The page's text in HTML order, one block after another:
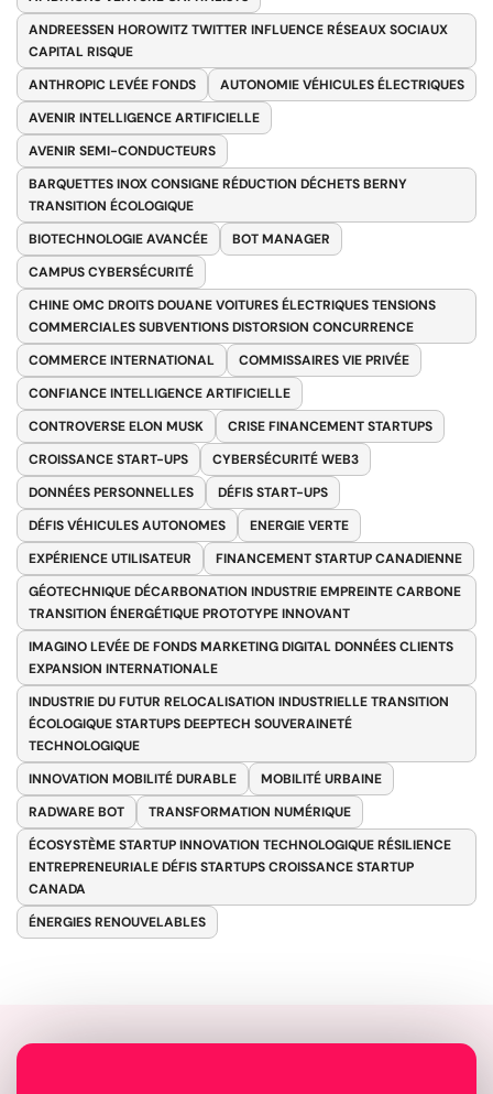
ANDREESSEN HOROWITZ TWITTER INFLUENCE RÉSEAUX SOCIAUX
CAPITAL RISQUE
ANTHROPIC LEVÉE FONDS
AUTONOMIE VÉHICULES ÉLECTRIQUES
AVENIR INTELLIGENCE ARTIFICIELLE
AVENIR SEMI-CONDUCTEURS
BARQUETTES INOX CONSIGNE RÉDUCTION DÉCHETS BERNY
TRANSITION ÉCOLOGIQUE
BIOTECHNOLOGIE AVANCÉE
BOT MANAGER
CAMPUS CYBERSÉCURITÉ
CHINE OMC DROITS DOUANE VOITURES ÉLECTRIQUES TENSIONS
COMMERCIALES SUBVENTIONS DISTORSION CONCURRENCE
COMMERCE INTERNATIONAL
COMMISSAIRES VIE PRIVÉE
CONFIANCE INTELLIGENCE ARTIFICIELLE
CONTROVERSE ELON MUSK
CRISE FINANCEMENT STARTUPS
CROISSANCE START-UPS
CYBERSÉCURITÉ WEB3
DONNÉES PERSONNELLES
DÉFIS START-UPS
DÉFIS VÉHICULES AUTONOMES
ENERGIE VERTE
EXPÉRIENCE UTILISATEUR
FINANCEMENT STARTUP CANADIENNE
GÉOTECHNIQUE DÉCARBONATION INDUSTRIE EMPREINTE CARBONE
TRANSITION ÉNERGÉTIQUE PROTOTYPE INNOVANT
IMAGINO LEVÉE DE FONDS MARKETING DIGITAL DONNÉES CLIENTS
EXPANSION INTERNATIONALE
INDUSTRIE DU FUTUR RELOCALISATION INDUSTRIELLE TRANSITION
ÉCOLOGIQUE STARTUPS DEEPTECH SOUVERAINETÉ
TECHNOLOGIQUE
INNOVATION MOBILITÉ DURABLE
MOBILITÉ URBAINE
RADWARE BOT
TRANSFORMATION NUMÉRIQUE
ÉCOSYSTÈME STARTUP INNOVATION TECHNOLOGIQUE RÉSILIENCE
ENTREPRENEURIALE DÉFIS STARTUPS CROISSANCE STARTUP
CANADA
ÉNERGIES RENOUVELABLES